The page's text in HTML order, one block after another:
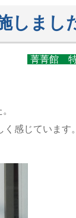
しまし
菁菁館 特
感じています。